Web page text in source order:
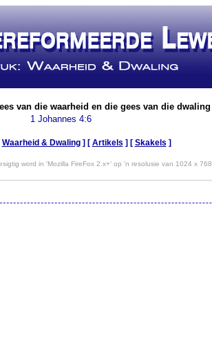
van die waarheid en die gees van die dwaling
1 Johannes 4:6
Waarheid & Dwaling] [ Artikels ] [ Skakels ]
word in 'Mozilla FireFox 2.x+' op 'n resolusie van 1024 x 768